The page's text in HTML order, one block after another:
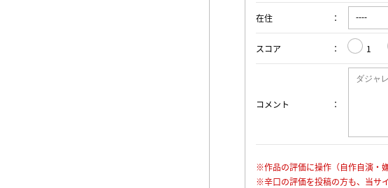
在住
スコア 1
コメント
※作品の評価に操作（自作自演・
※辛口の評価を投稿の方も、当サ